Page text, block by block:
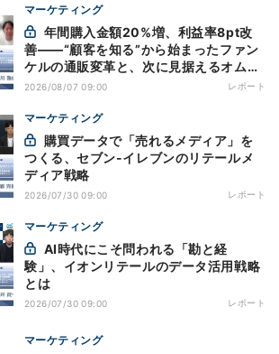
マーケティング
善——“顧客を知る”から始まったファン
ケルの通販変革と、次に見据えるオムニ
チャネル
2026/08/07 09:00 レポート
マーケティング
つくる、セブン-イレブンのリテールメ
ディア戦略
2026/07/30 09:00 レポート
マーケティング
験」、イオンリテールのデータ活用戦略
とは
2026/07/30 09:00 レポート
マーケティング